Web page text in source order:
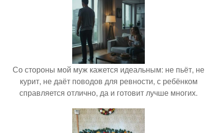
Со стороны мой муж кажется идеальным: не пьёт, не
курит, не даёт поводов для ревности, с ребёнком
справляется отлично, да и готовит лучше многих.